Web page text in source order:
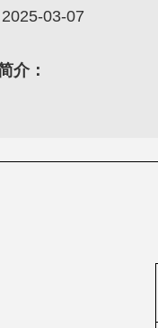
2025-03-07
介：